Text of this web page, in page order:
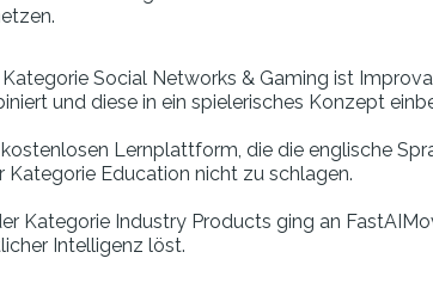
Kategorie Social Networks & Gaming ist
und diese in ein spielerisches Konzept
kostenlosen Lernplattform, die die englische
Kategorie Education nicht zu schlagen.
Kategorie Industry Products ging an
Intelligenz löst.